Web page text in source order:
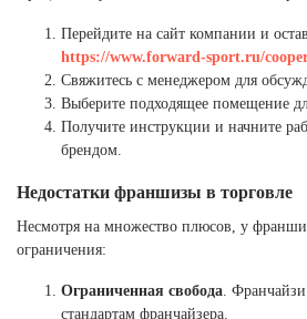
Перейдите на сайт компании и
https://www.forward-sport.ru/
Свяжитесь с менеджером для
Выберите подходящее помещение
Получите инструкции и начните
брендом.
Недостатки франшизы в торговле
Несмотря на множество плюсов, у
ограничения:
Ограниченная свобода. Франчайзи
стандартам франчайзера.